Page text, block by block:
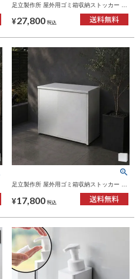
足立製作所 屋外用ゴミ箱収納ストッカー 幅
¥27,800 税込
足立製作所 屋外用ゴミ箱収納ストッカー 幅
67 | インテリア雑貨・ゴミ箱
¥17,800 税込